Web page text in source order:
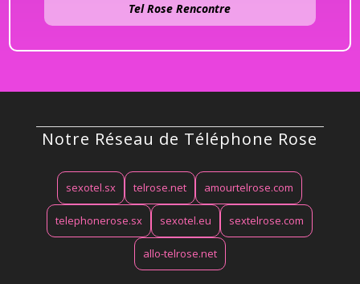
Tel Rose Rencontre
Notre Réseau de Téléphone Rose
sexotel.sx telrose.net amourtelrose.com
telephonerose.sx sexotel.eu sextelrose.com
allo-telrose.net